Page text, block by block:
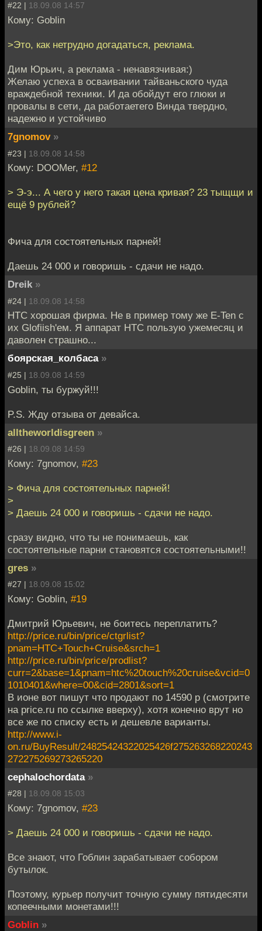
#22 | 18.09.08 14:57
Кому: Goblin
>Это, как нетрудно догадаться, реклама.
Дим Юрьич, а реклама - ненавязчивая:)
Желаю успеха в осваивании тайваньского чуда
враждебной техники. И да обойдут его глюки и
провалы в сети, да работаетего Винда твердно,
надежно и устойчиво
7gnomov »
#23 | 18.09.08 14:58
Кому: DOOMer, #12
> Э-э... А чего у него такая цена кривая? 23 тыщщи и
ещё 9 рублей?
Фича для состоятельных парней!
Даешь 24 000 и говоришь - сдачи не надо.
Dreik »
#24 | 18.09.08 14:58
HTC хорошая фирма. Не в пример тому же E-Ten с
их Glofiish'ем. Я аппарат HTC пользую ужемесяц и
даволен страшно...
боярская_колбаса »
#25 | 18.09.08 14:59
Goblin, ты буржуй!!!
P.S. Жду отзыва от девайса.
alltheworldisgreen »
#26 | 18.09.08 14:59
Кому: 7gnomov, #23
> Фича для состоятельных парней!
>
> Даешь 24 000 и говоришь - сдачи не надо.
сразу видно, что ты не понимаешь, как
состоятельные парни становятся состоятельными!!
gres »
#27 | 18.09.08 15:02
Кому: Goblin, #19
Дмитрий Юрьевич, не боитесь переплатить?
http://price.ru/bin/price/ctgrlist?
pnam=HTC+Touch+Cruise&srch=1
http://price.ru/bin/price/prodlist?
curr=2&base=1&pnam=htc%20touch%20cruise&vcid=0
1010401&where=00&cid=2801&sort=1
В ионе вот пишут что продают по 14590 р (смотрите
на price.ru по ссылке вверху), хотя конечно врут но
все же по списку есть и дешевле варианты.
http://www.i-
on.ru/BuyResult/24825424322025426f275263268220243
272275269273265220
cephalochordata »
#28 | 18.09.08 15:03
Кому: 7gnomov, #23
> Даешь 24 000 и говоришь - сдачи не надо.
Все знают, что Гоблин зарабатывает собором
бутылок.
Поэтому, курьер получит точную сумму пятидесяти
копеечными монетами!!!
Goblin »